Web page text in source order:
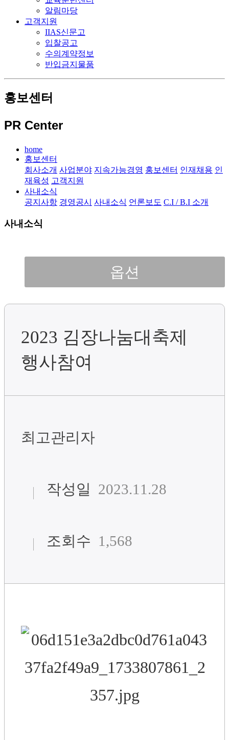
알림마당
고객지원
IIAS신문고
입찰공고
수의계약정보
반입금지물품
홍보센터
PR Center
home
홍보센터
회사소개 사업분야 지속가능경영 홍보센터 인재채용 인
재육성 고객지원
사내소식
공지사항 경영공시 사내소식 언론보도 C.I / B.I 소개
사내소식
옵션
2023 김장나눔대축제
행사참여
최고관리자
작성일 2023.11.28
조회수 1,568